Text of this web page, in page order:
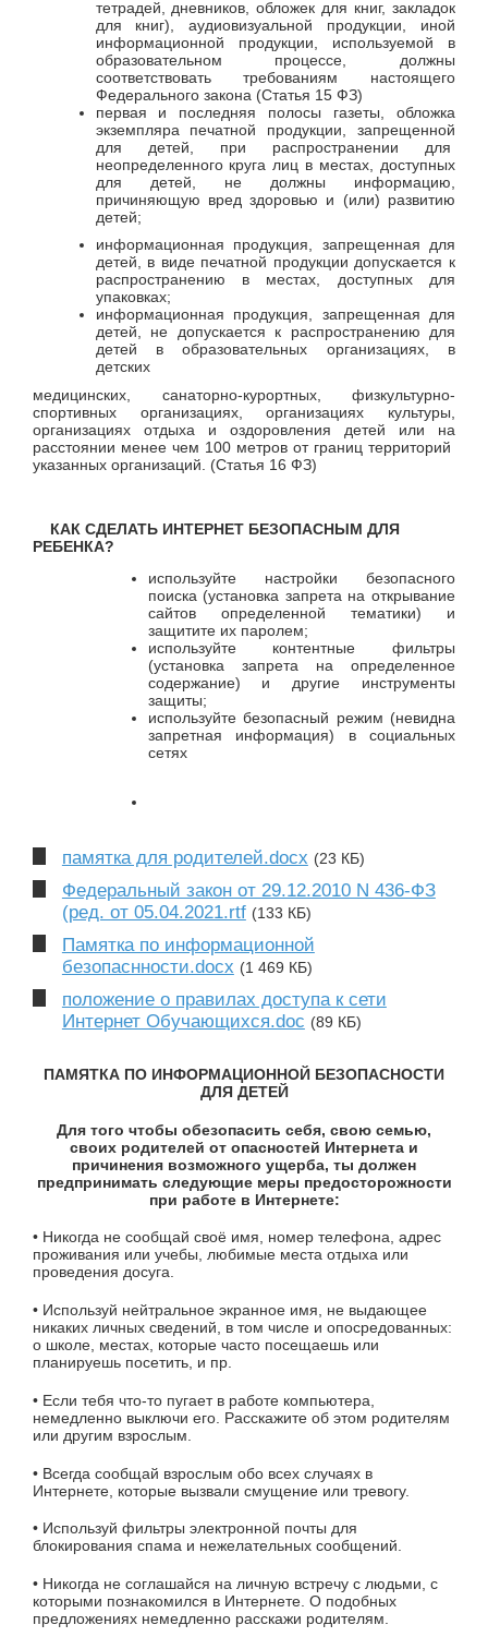
тетрадей, дневников, обложек для книг, закладок
для книг), аудиовизуальной продукции, иной
информационной продукции, используемой в
образовательном процессе, должны
соответствовать требованиям настоящего
Федерального закона (Статья 15 ФЗ)
первая и последняя полосы газеты, обложка
экземпляра печатной продукции, запрещенной
для детей, при распространении для
неопределенного круга лиц в местах, доступных
для детей, не должны информацию,
причиняющую вред здоровью и (или) развитию
детей;
информационная продукция, запрещенная для
детей, в виде печатной продукции допускается к
распространению в местах, доступных для
упаковках;
информационная продукция, запрещенная для
детей, не допускается к распространению для
детей в образовательных организациях, в
детских
медицинских, санаторно-курортных, физкультурно-
спортивных организациях, организациях культуры,
организациях отдыха и оздоровления детей или на
расстоянии менее чем 100 метров от границ территорий
указанных организаций. (Статья 16 ФЗ)
КАК СДЕЛАТЬ ИНТЕРНЕТ БЕЗОПАСНЫМ ДЛЯ
РЕБЕНКА?
используйте настройки безопасного
поиска (установка запрета на открывание
сайтов определенной тематики) и
защитите их паролем;
используйте контентные фильтры
(установка запрета на определенное
содержание) и другие инструменты
защиты;
используйте безопасный режим (невидна
запретная информация) в социальных
сетях
памятка для родителей.docx (23 КБ)
Федеральный закон от 29.12.2010 N 436-ФЗ
(ред. от 05.04.2021.rtf (133 КБ)
Памятка по информационной
безопаснности.docx (1 469 КБ)
положение о правилах доступа к сети
Интернет Обучающихся.doc (89 КБ)
ПАМЯТКА ПО ИНФОРМАЦИОННОЙ БЕЗОПАСНОСТИ
ДЛЯ ДЕТЕЙ
Для того чтобы обезопасить себя, свою семью,
своих родителей от опасностей Интернета и
причинения возможного ущерба, ты должен
предпринимать следующие меры предосторожности
при работе в Интернете:
• Никогда не сообщай своё имя, номер телефона, адрес
проживания или учебы, любимые места отдыха или
проведения досуга.
• Используй нейтральное экранное имя, не выдающее
никаких личных сведений, в том числе и опосредованных:
о школе, местах, которые часто посещаешь или
планируешь посетить, и пр.
• Если тебя что-то пугает в работе компьютера,
немедленно выключи его. Расскажите об этом родителям
или другим взрослым.
• Всегда сообщай взрослым обо всех случаях в
Интернете, которые вызвали смущение или тревогу.
• Используй фильтры электронной почты для
блокирования спама и нежелательных сообщений.
• Никогда не соглашайся на личную встречу с людьми, с
которыми познакомился в Интернете. О подобных
предложениях немедленно расскажи родителям.